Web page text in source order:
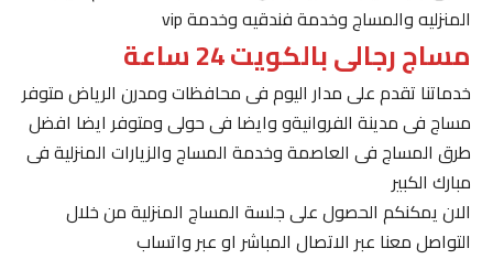
المنزليه والمساج وخدمة فندقيه وخدمة vip
مساج رجالى بالكويت 24 ساعة
خدماتنا تقدم على مدار اليوم فى محافظات ومدرن الرياض متوفر
مساج فى مدينة الفروانيةو وايضا فى حولى ومتوفر ايضا افضل
طرق المساج فى العاصمة وخدمة المساج والزيارات المنزلية فى
مبارك الكبير
الان يمكنكم الحصول على جلسة المساج المنزلية من خلال
التواصل معنا عبر الاتصال المباشر او عبر واتساب